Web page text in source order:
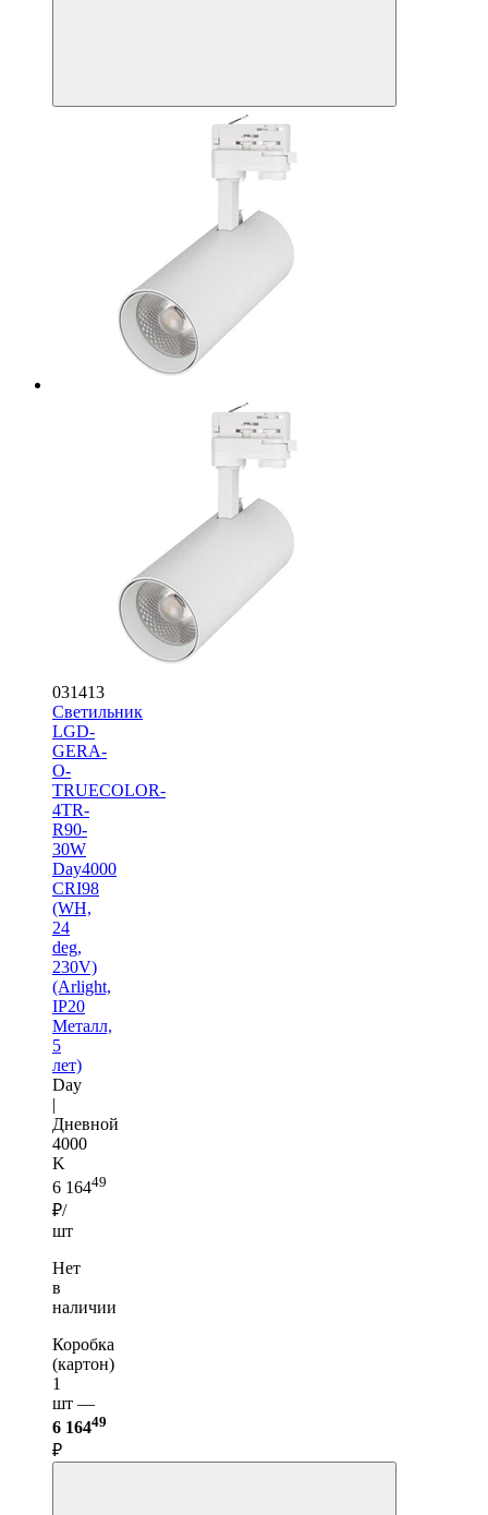
031413
Светильник
LGD-
GERA-
O-
TRUECOLOR-
4TR-
R90-
30W
Day4000
CRI98
(WH,
24
deg,
230V)
(Arlight,
IP20
Металл,
5
лет)
Day
|
Дневной
4000
K
6 16449
₽/
шт
Нет
в
наличии
Коробка
(картон)
1
шт —
6 16449
₽